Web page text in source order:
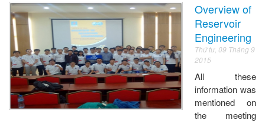
Overview of
Reservoir
Engineering
Thứ tư, 09 Tháng 9
2015
All these
information was
mentioned on
the meeting